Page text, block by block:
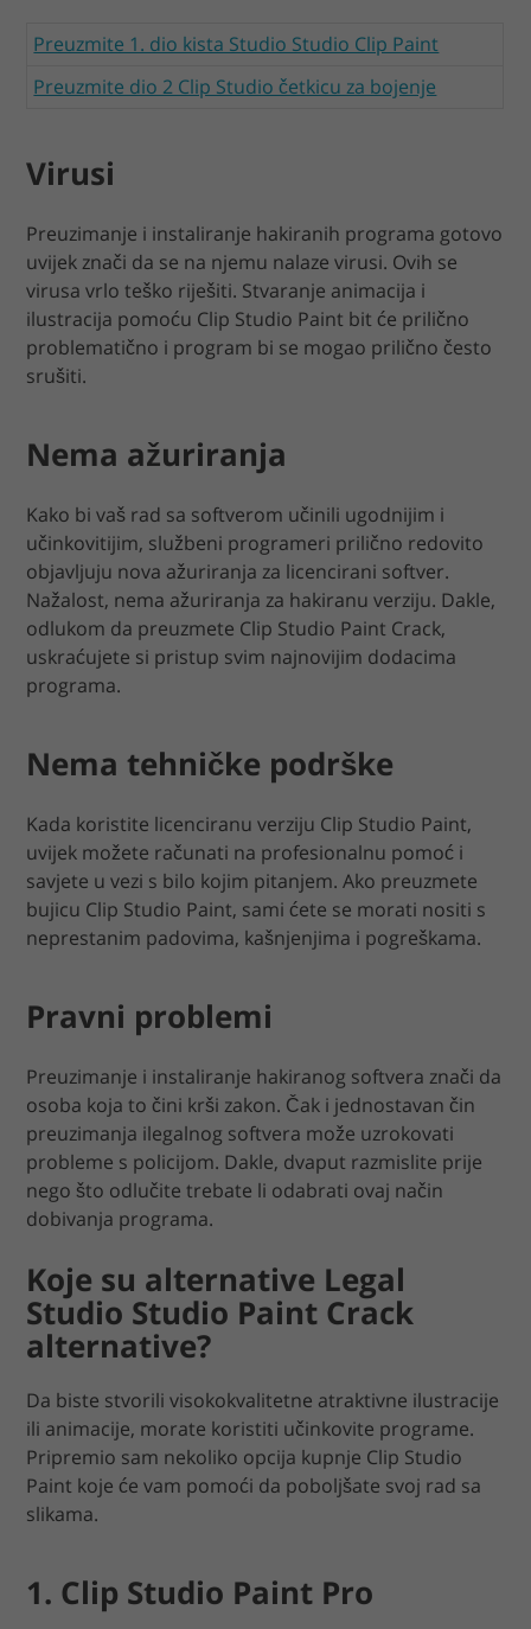
Preuzmite 1. dio kista Studio Studio Clip Paint
Preuzmite dio 2 Clip Studio četkicu za bojenje
Virusi
Preuzimanje i instaliranje hakiranih programa gotovo
uvijek znači da se na njemu nalaze virusi. Ovih se
virusa vrlo teško riješiti. Stvaranje animacija i
ilustracija pomoću Clip Studio Paint bit će prilično
problematično i program bi se mogao prilično često
srušiti.
Nema ažuriranja
Kako bi vaš rad sa softverom učinili ugodnijim i
učinkovitijim, službeni programeri prilično redovito
objavljuju nova ažuriranja za licencirani softver.
Nažalost, nema ažuriranja za hakiranu verziju. Dakle,
odlukom da preuzmete Clip Studio Paint Crack,
uskraćujete si pristup svim najnovijim dodacima
programa.
Nema tehničke podrške
Kada koristite licenciranu verziju Clip Studio Paint,
uvijek možete računati na profesionalnu pomoć i
savjete u vezi s bilo kojim pitanjem. Ako preuzmete
bujicu Clip Studio Paint, sami ćete se morati nositi s
neprestanim padovima, kašnjenjima i pogreškama.
Pravni problemi
Preuzimanje i instaliranje hakiranog softvera znači da
osoba koja to čini krši zakon. Čak i jednostavan čin
preuzimanja ilegalnog softvera može uzrokovati
probleme s policijom. Dakle, dvaput razmislite prije
nego što odlučite trebate li odabrati ovaj način
dobivanja programa.
Koje su alternative Legal
Studio Studio Paint Crack
alternative?
Da biste stvorili visokokvalitetne atraktivne ilustracije
ili animacije, morate koristiti učinkovite programe.
Pripremio sam nekoliko opcija kupnje Clip Studio
Paint koje će vam pomoći da poboljšate svoj rad sa
slikama.
1. Clip Studio Paint Pro